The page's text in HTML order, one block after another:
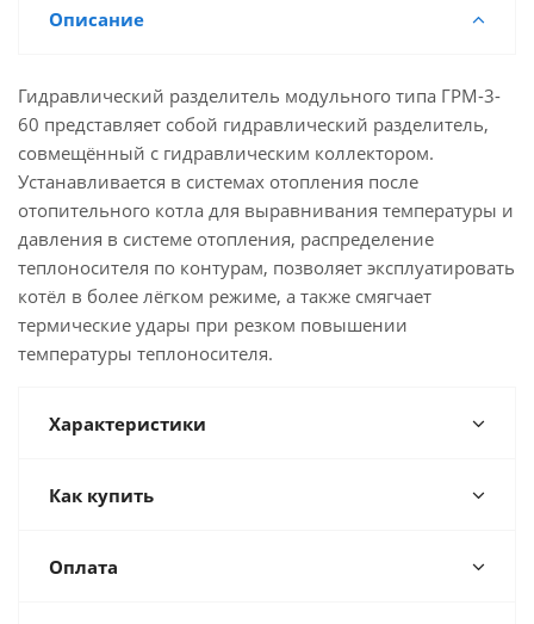
Описание
Гидравлический разделитель модульного типа ГРМ-3-
60 представляет собой гидравлический разделитель,
совмещённый с гидравлическим коллектором.
Устанавливается в системах отопления после
отопительного котла для выравнивания температуры и
давления в системе отопления, распределение
теплоносителя по контурам, позволяет эксплуатировать
котёл в более лёгком режиме, а также смягчает
термические удары при резком повышении
температуры теплоносителя.
Характеристики
Как купить
Оплата